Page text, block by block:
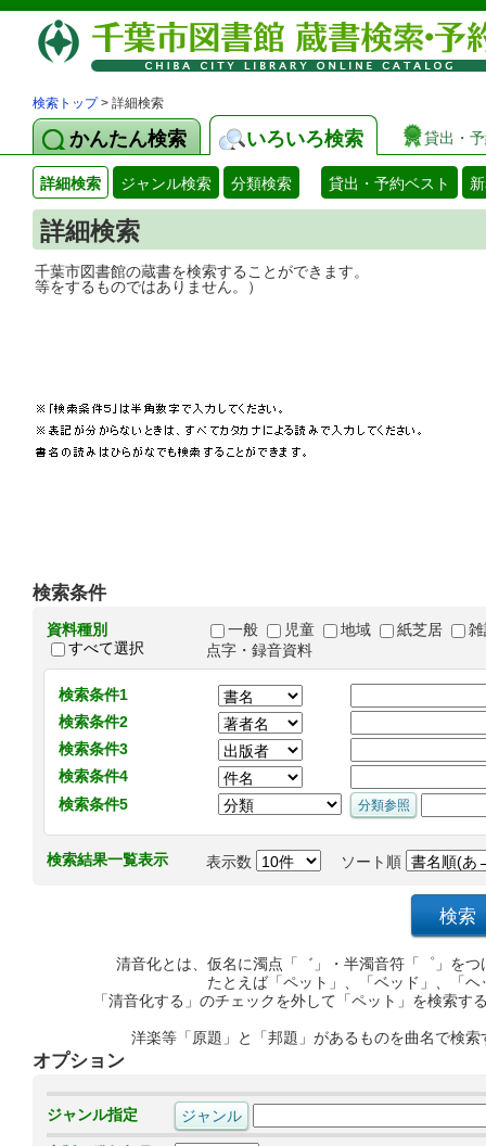
検索トップ> 詳細検索
かんたん検索 いろいろ検索 貸出・
詳細検索 ジャンル検索 分類検索 貸出・予約ベスト
詳細検索
千葉市図書館の蔵書を検索することがで
等をするものではありません。）
検索条件
資料種別
すべて選択
一般 児童 地域 紙芝居
点字・録音資料
検索条件1
検索条件2
検索条件3
検索条件4
検索条件5
検索結果一覧表示 表示数 ソート順
清音化とは、仮名に濁点「゛」・半濁音符「゜」を
たとえば「ペット」、「ベッド」、「
「清音化する」のチェックを外して「ペット」を検索
洋楽等「原題」と「邦題」があるものを曲名で検
オプション
ジャンル指定